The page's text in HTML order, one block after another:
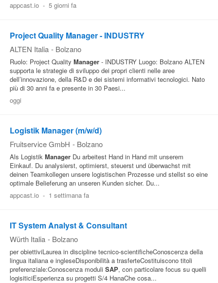
appcast.io - 5 giorni fa
Project Quality Manager - INDUSTRY
ALTEN Italia - Bolzano
Ruolo: Project Quality Manager - INDUSTRY Luogo: Bolzano ALTEN
supporta le strategie di sviluppo dei propri clienti nelle aree
dell’innovazione, della R&D e dei sistemi informativi tecnologici. Nato
più di 30 anni fa e presente in 30 Paesi...
oggi
Logistik Manager (m/w/d)
Fruitservice GmbH - Bolzano
Als Logistik Manager Du arbeitest Hand in Hand mit unserem
Einkauf. Du analysierst, optimierst, steuerst und überwachst mit
deinen Teamkollegen unsere logistischen Prozesse und stellst so eine
optimale Belieferung an unseren Kunden sicher. Du...
appcast.io - 1 settimana fa
IT System Analyst & Consultant
Würth Italia - Bolzano
per obiettiviLaurea in discipline tecnico-scientificheConoscenza della
lingua italiana e ingleseDisponibilità a trasferteCostituiscono titoli
preferenziale:Conoscenza moduli SAP, con particolare focus su quelli
logisiticiEsperienza su progetti S/4 HanaChe cosa...